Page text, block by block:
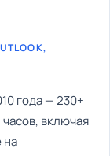
года — 230+
включая
на